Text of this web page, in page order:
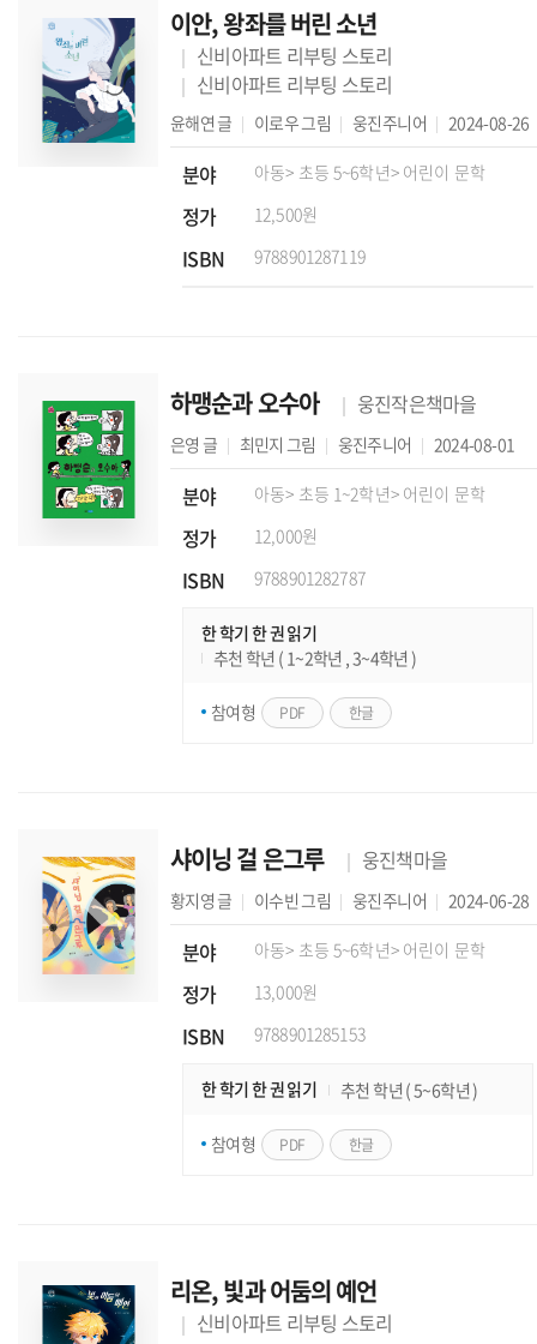
이안, 왕좌를 버린 소년
신비아파트 리부팅 스토리
신비아파트 리부팅 스토리
윤해연 글 이로우그림 웅진주니어 2024-08-26
분야 아동> 초등 5~6학년> 어린이 문학
정가 12,500원
ISBN 9788901287119
하맹순과 오수아 웅진작은책마을
은영 글 최민지 그림 웅진주니어 2024-08-01
분야 아동> 초등 1~2학년> 어린이 문학
정가 12,000원
ISBN 9788901282787
한 학기 한 권 읽기
추천 학년 ( 1~2학년 , 3~4학년 )
참여형 PDF 한글
샤이닝 걸 은그루 웅진책마을
황지영 글 이수빈그림 웅진주니어 2024-06-28
분야 아동> 초등 5~6학년> 어린이 문학
정가 13,000원
ISBN 9788901285153
한 학기 한 권 읽기 추천 학년 ( 5~6학년 )
참여형 PDF 한글
리온, 빛과 어둠의 예언
신비아파트 리부팅 스토리